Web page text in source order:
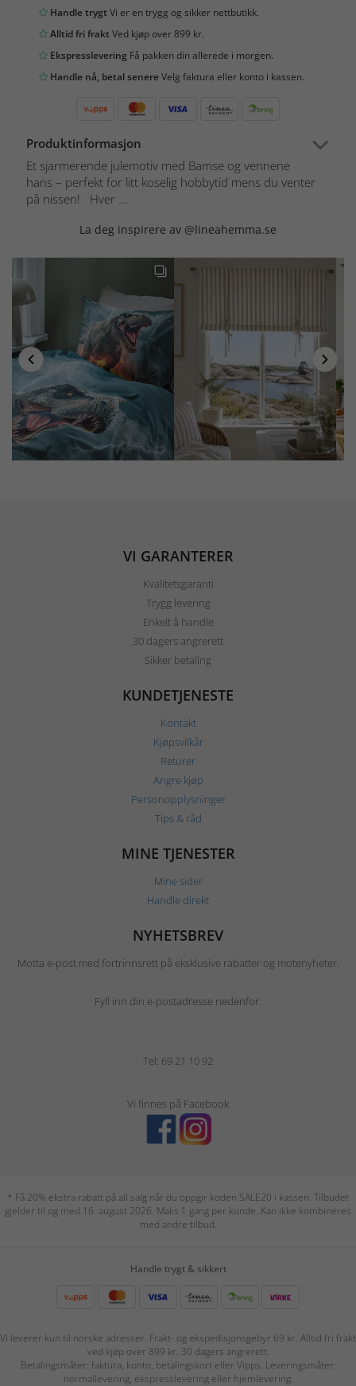
Handle trygtVi er en trygg og sikker nettbutikk.
Alltid fri fraktVed kjøp over 899 kr.
Ekspresslevering Få pakken din allerede i morgen.
Handle nå, betal senereVelg faktura eller konto i kassen.
Produktinformasjon
Et sjarmerende julemotiv med Bamse og vennene
hans – perfekt for litt koselig hobbytid mens du venter
på nissen! Hver ...
La deg inspirere av @lineahemma.se
VI GARANTERER
Kvalitetsgaranti
Trygg levering
Enkelt å handle
30 dagers angrerett
Sikker betaling
KUNDETJENESTE
Kontakt
Kjøpsvilkår
Returer
Angre kjøp
Personopplysninger
Tips & råd
MINE TJENESTER
Mine sider
Handle direkt
NYHETSBREV
Motta e-post med fortrinnsrett på eksklusive rabatter og motenyheter.
Fyll inn din e-postadresse nedenfor.
Tel: 69 21 10 92
Vi finnes på Facebook
* Få 20% ekstra rabatt på all salg når du oppgir koden SALE20 i kassen. Tilbudet
gjelder til og med 16. august 2026. Maks 1 gang per kunde. Kan ikke kombineres
med andre tilbud.
Handle trygt & sikkert
Vi leverer kun til norske adresser. Frakt- og ekspedisjonsgebyr 69 kr. Alltid fri frakt
ved kjøp over 899 kr. 30 dagers angrerett.
Betalingsmåter: faktura, konto, betalingskort eller Vipps. Leveringsmåter:
normallevering, ekspresslevering eller hjemlevering.